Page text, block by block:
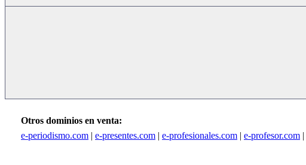
Otros dominios en venta:
e-periodismo.com | e-presentes.com | e-profesionales.com | e-profesor.com |